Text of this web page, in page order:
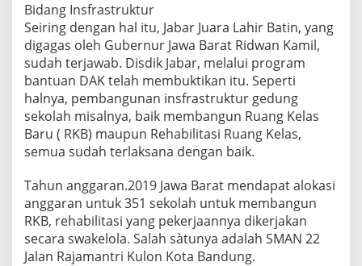
Bidang Insfrastruktur
Seiring dengan hal itu, Jabar Juara Lahir Batin, yang
digagas oleh Gubernur Jawa Barat Ridwan Kamil,
sudah terjawab. Disdik Jabar, melalui program
bantuan DAK telah membuktikan itu. Seperti
halnya, pembangunan insfrastruktur gedung
sekolah misalnya, baik membangun Ruang Kelas
Baru ( RKB) maupun Rehabilitasi Ruang Kelas,
semua sudah terlaksana dengan baik.
Tahun anggaran.2019 Jawa Barat mendapat alokasi
anggaran untuk 351 sekolah untuk membangun
RKB, rehabilitasi yang pekerjaannya dikerjakan
secara swakelola. Salah sàtunya adalah SMAN 22
Jalan Rajamantri Kulon Kota Bandung.